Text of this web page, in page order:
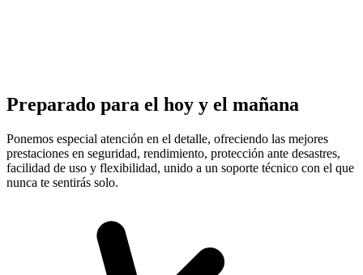
Preparado para el hoy y el mañana
Ponemos especial atención en el detalle, ofreciendo las mejores
prestaciones en seguridad, rendimiento, protección ante desastres,
facilidad de uso y flexibilidad, unido a un soporte técnico con el que
nunca te sentirás solo.